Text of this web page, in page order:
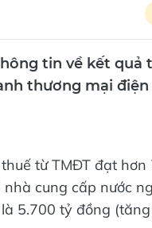
tin về kết
thương mại
từ TMĐT đạt
cung cấp nước
5.700 tỷ đồng